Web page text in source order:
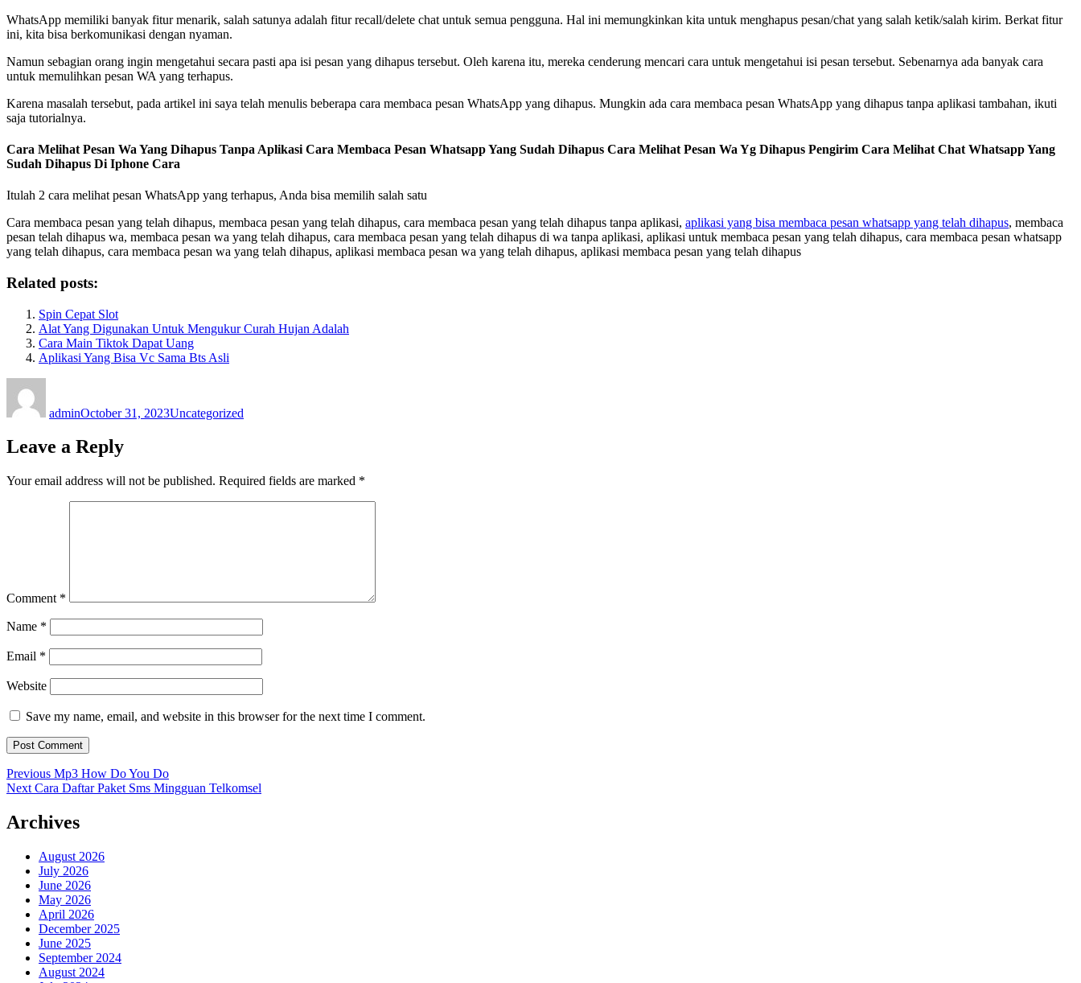
WhatsApp memiliki banyak fitur menarik, salah satunya adalah fitur recall/delete chat untuk semua pengguna. Hal ini memungkinkan kita untuk menghapus pesan/chat yang salah ketik/salah kirim. Berkat fitur
ini, kita bisa berkomunikasi dengan nyaman.
Namun sebagian orang ingin mengetahui secara pasti apa isi pesan yang dihapus tersebut. Oleh karena itu, mereka cenderung mencari cara untuk mengetahui isi pesan tersebut. Sebenarnya ada banyak cara
untuk memulihkan pesan WA yang terhapus.
Karena masalah tersebut, pada artikel ini saya telah menulis beberapa cara membaca pesan WhatsApp yang dihapus. Mungkin ada cara membaca pesan WhatsApp yang dihapus tanpa aplikasi tambahan, ikuti
saja tutorialnya.
Cara Melihat Pesan Wa Yang Dihapus Tanpa Aplikasi Cara Membaca Pesan Whatsapp Yang Sudah Dihapus Cara Melihat Pesan Wa Yg Dihapus Pengirim Cara Melihat Chat Whatsapp Yang
Sudah Dihapus Di Iphone Cara
Itulah 2 cara melihat pesan WhatsApp yang terhapus, Anda bisa memilih salah satu
Cara membaca pesan yang telah dihapus, membaca pesan yang telah dihapus, cara membaca pesan yang telah dihapus tanpa aplikasi, aplikasi yang bisa membaca pesan whatsapp yang telah dihapus, membaca
pesan telah dihapus wa, membaca pesan wa yang telah dihapus, cara membaca pesan yang telah dihapus di wa tanpa aplikasi, aplikasi untuk membaca pesan yang telah dihapus, cara membaca pesan whatsapp
yang telah dihapus, cara membaca pesan wa yang telah dihapus, aplikasi membaca pesan wa yang telah dihapus, aplikasi membaca pesan yang telah dihapus
Related posts:
Spin Cepat Slot
Alat Yang Digunakan Untuk Mengukur Curah Hujan Adalah
Cara Main Tiktok Dapat Uang
Aplikasi Yang Bisa Vc Sama Bts Asli
adminOctober 31, 2023Uncategorized
Leave a Reply
Your email address will not be published. Required fields are marked *
Comment *
Name *
Email *
Website
Save my name, email, and website in this browser for the next time I comment.
Post
navigation
Previous Previous
post:
Mp3 How Do You Do
Next Next
Cara Daftar Paket Sms Mingguan Telkomsel
Archives
August 2026
July 2026
June 2026
May 2026
April 2026
December 2025
June 2025
September 2024
August 2024